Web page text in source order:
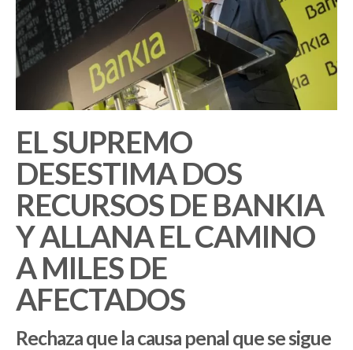
EL SUPREMO
DESESTIMA DOS
RECURSOS DE BANKIA
Y ALLANA EL CAMINO
A MILES DE
AFECTADOS
Rechaza que la causa penal que se sigue